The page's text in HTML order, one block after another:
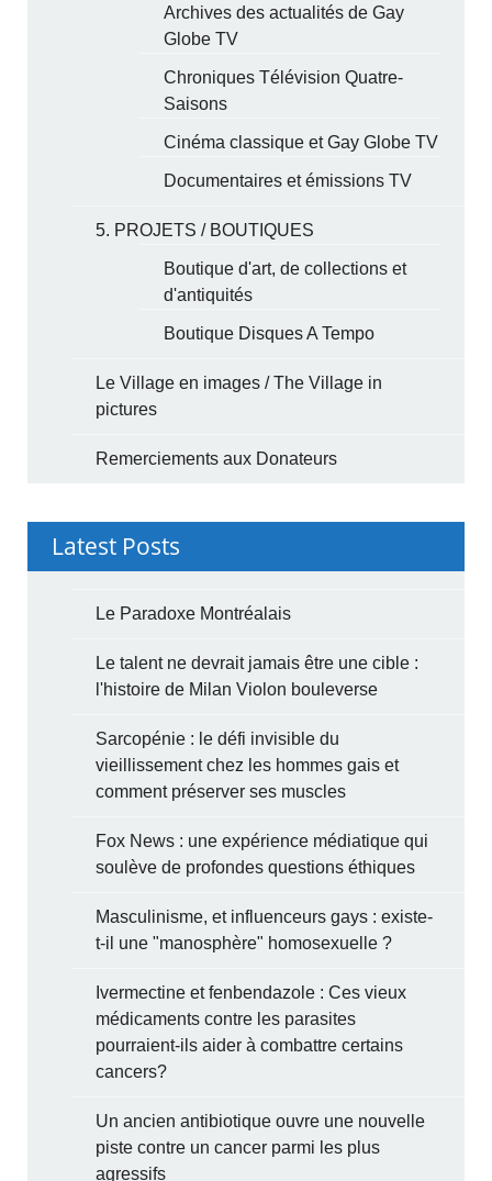
Archives des actualités de Gay
Globe TV
Chroniques Télévision Quatre-
Saisons
Cinéma classique et Gay Globe TV
Documentaires et émissions TV
5. PROJETS / BOUTIQUES
Boutique d'art, de collections et
d'antiquités
Boutique Disques A Tempo
Le Village en images / The Village in
pictures
Remerciements aux Donateurs
Latest Posts
Le Paradoxe Montréalais
Le talent ne devrait jamais être une cible :
l'histoire de Milan Violon bouleverse
Sarcopénie : le défi invisible du
vieillissement chez les hommes gais et
comment préserver ses muscles
Fox News : une expérience médiatique qui
soulève de profondes questions éthiques
Masculinisme, et influenceurs gays : existe-
t-il une "manosphère" homosexuelle ?
Ivermectine et fenbendazole : Ces vieux
médicaments contre les parasites
pourraient-ils aider à combattre certains
cancers?
Un ancien antibiotique ouvre une nouvelle
piste contre un cancer parmi les plus
agressifs